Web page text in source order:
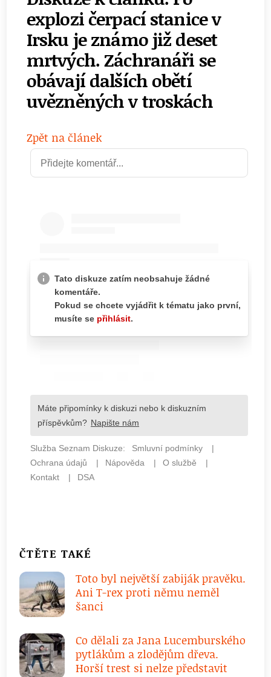
explozi čerpací stanice v
Irsku je známo již deset
mrtvých. Záchranáři se
obávají dalších obětí
uvězněných v troskách
Zpět na článek
ČTĚTE TAKÉ
Toto byl největší zabiják pravěku.
Ani T-rex proti němu neměl
šanci
Co dělali za Jana Lucemburského
pytlákům a zlodějům dřeva.
Horší trest si nelze představit